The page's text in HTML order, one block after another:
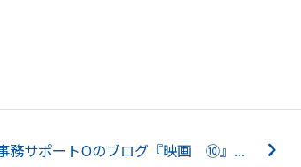
務サポートOのブログ『映画 ⑩』...